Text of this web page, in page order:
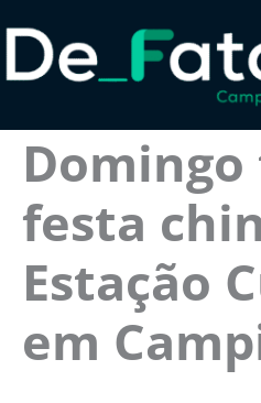
para
festa
Estação
em